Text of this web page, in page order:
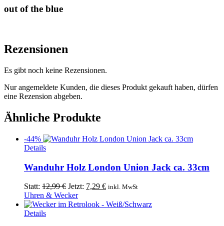
out of the blue
Rezensionen
Es gibt noch keine Rezensionen.
Nur angemeldete Kunden, die dieses Produkt gekauft haben, dürfen
eine Rezension abgeben.
Ähnliche Produkte
-44%
Details
Wanduhr Holz London Union Jack ca. 33cm
Statt: 12,99€ Ursprünglicher
Preis
war:
Jetzt: 7,29 €Aktueller
ist:
inkl. MwSt
Uhren & Wecker
DetailsDieses